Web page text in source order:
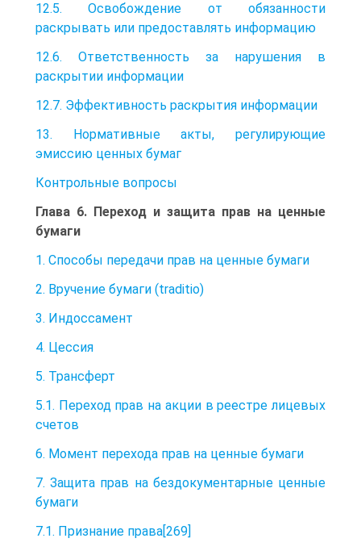
12.5. Освобождение от обязанности
раскрывать или предоставлять информацию
12.6. Ответственность за нарушения в
раскрытии информации
12.7. Эффективность раскрытия информации
13. Нормативные акты, регулирующие
эмиссию ценных бумаг
Контрольные вопросы
Глава 6. Переход и защита прав на ценные
бумаги
1. Способы передачи прав на ценные бумаги
2. Вручение бумаги (traditio)
3. Индоссамент
4. Цессия
5. Трансферт
5.1. Переход прав на акции в реестре лицевых
счетов
6. Момент перехода прав на ценные бумаги
7. Защита прав на бездокументарные ценные
бумаги
7.1. Признание права[269]